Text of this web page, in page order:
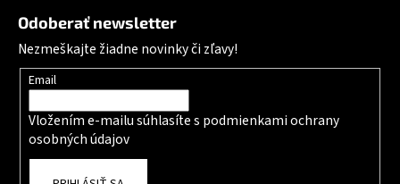
Odoberať newsletter
Nezmeškajte žiadne novinky či zľavy!
Email
Vložením e-mailu súhlasíte s podmienkami ochrany
osobných údajov